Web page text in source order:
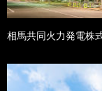
相馬共同火力発電株